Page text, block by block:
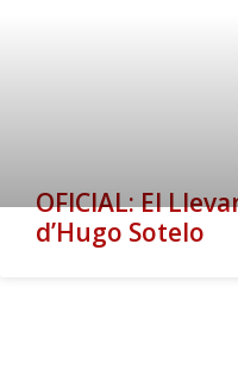
OFICIAL: El
d’Hugo Sotelo